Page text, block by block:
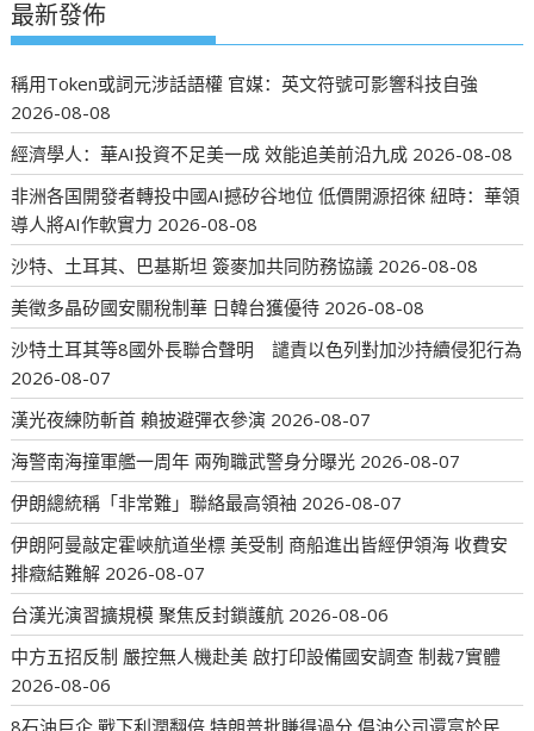
最新發佈
稱用Token或詞元涉話語權 官媒：英文符號可影響科技自強
2026-08-08
經濟學人：華AI投資不足美一成 效能追美前沿九成 2026-08-08
非洲各国開發者轉投中國AI撼矽谷地位 低價開源招徠 紐時：華領
導人將AI作軟實力 2026-08-08
沙特、土耳其、巴基斯坦 簽麥加共同防務協議 2026-08-08
美徵多晶矽國安關稅制華 日韓台獲優待 2026-08-08
沙特土耳其等8國外長聯合聲明 譴責以色列對加沙持續侵犯行為
2026-08-07
漢光夜練防斬首 賴披避彈衣參演 2026-08-07
海警南海撞軍艦一周年 兩殉職武警身分曝光 2026-08-07
伊朗總統稱「非常難」聯絡最高領袖 2026-08-07
伊朗阿曼敲定霍峽航道坐標 美受制 商船進出皆經伊領海 收費安
排癥結難解 2026-08-07
台漢光演習擴規模 聚焦反封鎖護航 2026-08-06
中方五招反制 嚴控無人機赴美 啟打印設備國安調查 制裁7實體
2026-08-06